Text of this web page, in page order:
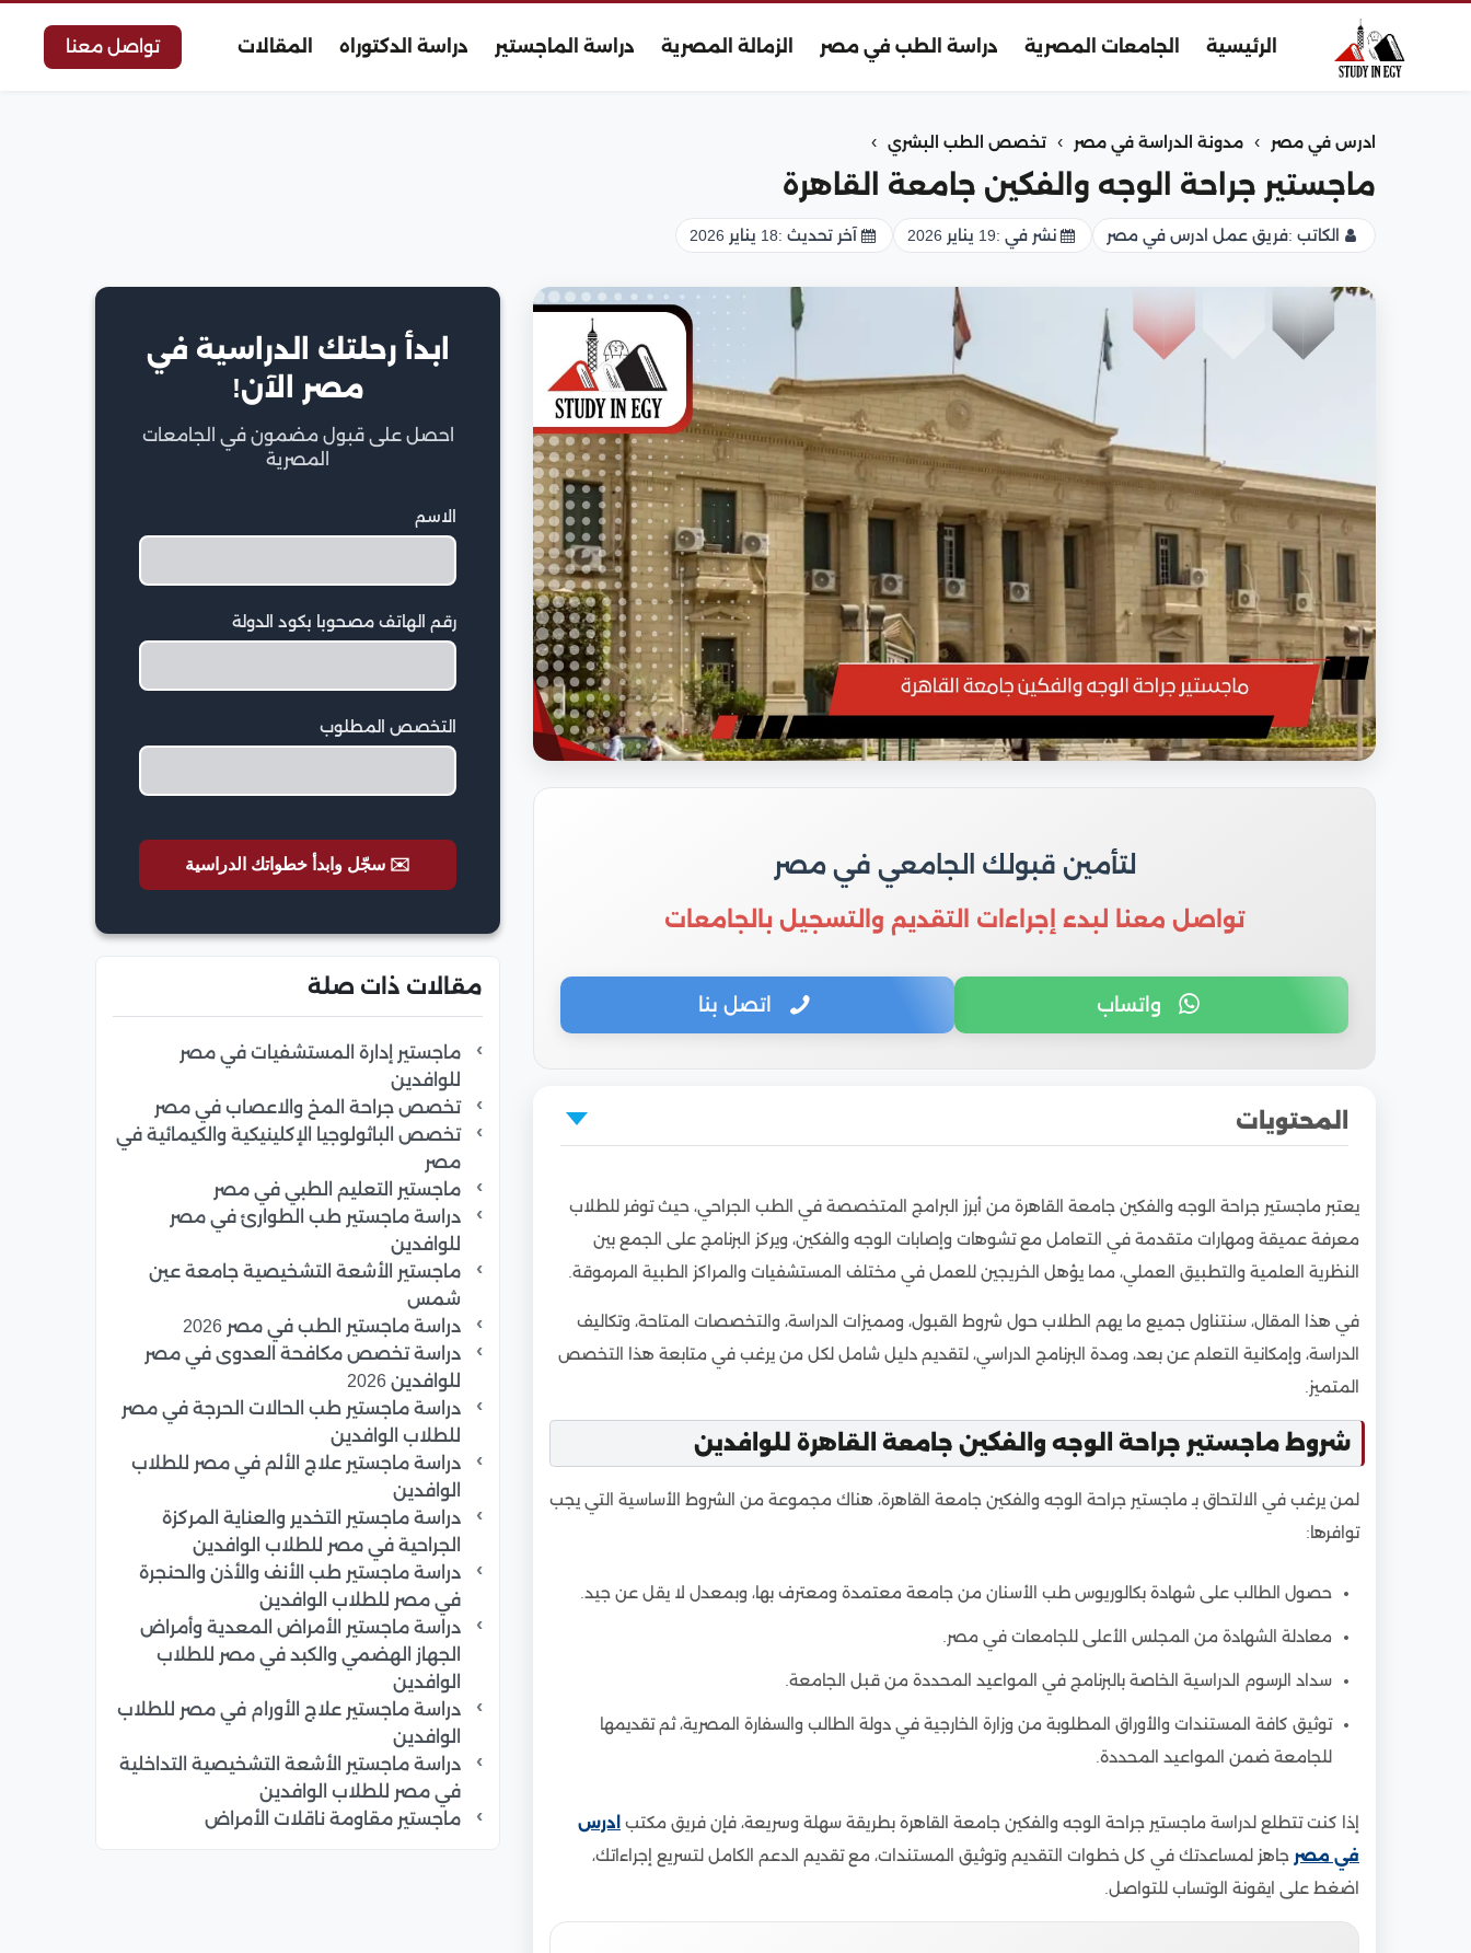
الرئيسية الجامعات المصرية دراسة الطب في مصر الزمالة المصرية دراسة الماجستير دراسة الدكتوراه المقالات تواصل معنا
ادرس في مصر › مدونة الدراسة في مصر › تخصص الطب البشري ›
ماجستير جراحة الوجه والفكين جامعة القاهرة
الكاتب :فريق عمل ادرس في مصر نشر في :19 يناير 2026 آخر تحديث :18 يناير 2026
لتأمين قبولك الجامعي في مصر
تواصل معنا لبدء إجراءات التقديم والتسجيل بالجامعات
واتساب اتصل بنا
المحتويات
2
تخصصات ماجستير جراحة الوجه والفكين في جامعة القاهرة
مميزات دراسة ماجستير جراحة الوجه والفكين جامعة القاهرة
الأوراق المطلوبة للتقديم في ماجستير جراحة الوجه والفكين بجامعة القاهرة
5
تكاليف دراسة ماجستير جراحة الوجه والفكين في جامعة القاهرة
6
هل يمكن دراسة ماجستير جراحة الوجه والفكين عن بُعد في جامعة القاهرة؟
8
الاعتراف الدولي بشهادة ماجستير جراحة الوجه والفكين من جامعة القاهرة
10
مواعيد التقديم على ماجستير جراحة الوجه والفكين في جامعة القاهرة
يعتبر ماجستير جراحة الوجه والفكين جامعة القاهرة من أبرز البرامج المتخصصة في الطب الجراحي، حيث توفر للطلاب
معرفة عميقة ومهارات متقدمة في التعامل مع تشوهات وإصابات الوجه والفكين، ويركز البرنامج على الجمع بين
النظرية العلمية والتطبيق العملي، مما يؤهل الخريجين للعمل في مختلف المستشفيات والمراكز الطبية المرموقة.
في هذا المقال، سنتناول جميع ما يهم الطلاب حول شروط القبول، ومميزات الدراسة، والتخصصات المتاحة، وتكاليف
الدراسة، وإمكانية التعلم عن بعد، ومدة البرنامج الدراسي، لتقديم دليل شامل لكل من يرغب في متابعة هذا التخصص
المتميز.
شروط ماجستير جراحة الوجه والفكين جامعة القاهرة للوافدين
لمن يرغب في الالتحاق بـ ماجستير جراحة الوجه والفكين جامعة القاهرة، هناك مجموعة من الشروط الأساسية التي يجب
توافرها:
حصول الطالب على شهادة بكالوريوس طب الأسنان من جامعة معتمدة ومعترف بها، وبمعدل لا يقل عن جيد.
معادلة الشهادة من المجلس الأعلى للجامعات في مصر.
سداد الرسوم الدراسية الخاصة بالبرنامج في المواعيد المحددة من قبل الجامعة.
توثيق كافة المستندات والأوراق المطلوبة من وزارة الخارجية في دولة الطالب والسفارة المصرية، ثم تقديمها
للجامعة ضمن المواعيد المحددة.
إذا كنت تتطلع لدراسة ماجستير جراحة الوجه والفكين جامعة القاهرة بطريقة سهلة وسريعة، فإن فريق مكتب ادرس
في مصر جاهز لمساعدتك في كل خطوات التقديم وتوثيق المستندات، مع تقديم الدعم الكامل لتسريع إجراءاتك،
اضغط على ايقونة الوتساب للتواصل.
ابدأ رحلتك الدراسية في
مصر الآن!
احصل على قبول مضمون في الجامعات
المصرية
الاسم
رقم الهاتف مصحوبا بكود الدولة
التخصص المطلوب
✉️ سجّل وابدأ خطواتك الدراسية
مقالات ذات صلة
ماجستير إدارة المستشفيات في مصر
للوافدين
تخصص جراحة المخ والاعصاب في مصر
تخصص الباثولوجيا الإكلينيكية والكيمائية في
مصر
ماجستير التعليم الطبي في مصر
دراسة ماجستير طب الطوارئ في مصر
للوافدين
ماجستير الأشعة التشخيصية جامعة عين
شمس
دراسة ماجستير الطب في مصر 2026
دراسة تخصص مكافحة العدوى في مصر
للوافدين 2026
دراسة ماجستير طب الحالات الحرجة في مصر
للطلاب الوافدين
دراسة ماجستير علاج الألم في مصر للطلاب
الوافدين
دراسة ماجستير التخدير والعناية المركزة
الجراحية في مصر للطلاب الوافدين
دراسة ماجستير طب الأنف والأذن والحنجرة
في مصر للطلاب الوافدين
دراسة ماجستير الأمراض المعدية وأمراض
الجهاز الهضمي والكبد في مصر للطلاب
الوافدين
دراسة ماجستير علاج الأورام في مصر للطلاب
الوافدين
دراسة ماجستير الأشعة التشخيصية التداخلية
في مصر للطلاب الوافدين
ماجستير مقاومة ناقلات الأمراض